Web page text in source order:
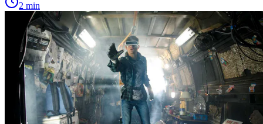
2 min